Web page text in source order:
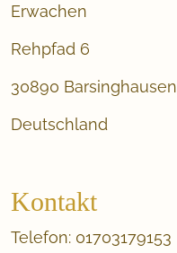
Erwachen
Rehpfad 6
30890 Barsinghausen
Deutschland
Kontakt
Telefon: 01703179153